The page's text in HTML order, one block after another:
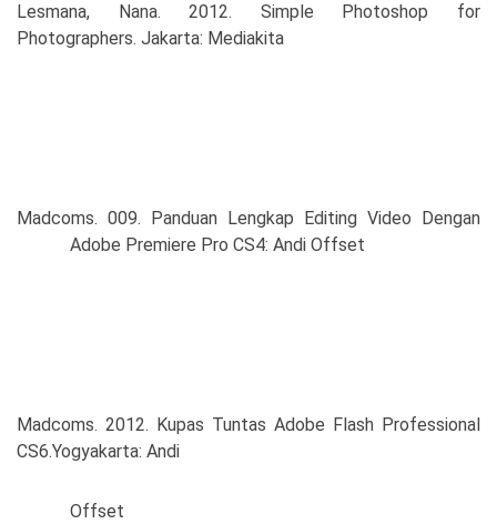
Lesmana, Nana. 2012. Simple Photoshop for
Photographers. Jakarta: Mediakita
Madcoms. 009. Panduan Lengkap Editing Video Dengan
Adobe Premiere Pro CS4: Andi Offset
Madcoms. 2012. Kupas Tuntas Adobe Flash Professional
CS6.Yogyakarta: Andi
Offset